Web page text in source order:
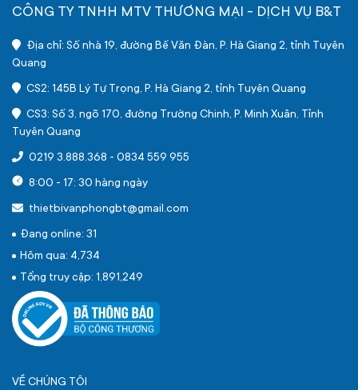
CÔNG TY TNHH MTV THƯƠNG MẠI - DỊCH VỤ B&T
Địa chỉ: Số nhà 19, đường Bế Văn Đàn, P. Hà Giang 2, tỉnh Tuyên
Quang
CS2: 145B Lý Tự Trọng, P. Hà Giang 2, tỉnh Tuyên Quang
CS3: Số 3, ngõ 170, đường Trường Chinh, P. Minh Xuân, Tỉnh
Tuyên Quang
0219 3.888.368 - 0834 559 955
8:00 - 17: 30 hàng ngày
thietbivanphongbt@gmail.com
Đang online: 31
Hôm qua: 4,734
Tổng truy cập: 1,891,249
VỀ CHÚNG TÔI